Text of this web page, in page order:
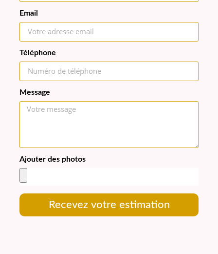
Email
Téléphone
Message
Ajouter des photos
Recevez votre estimation